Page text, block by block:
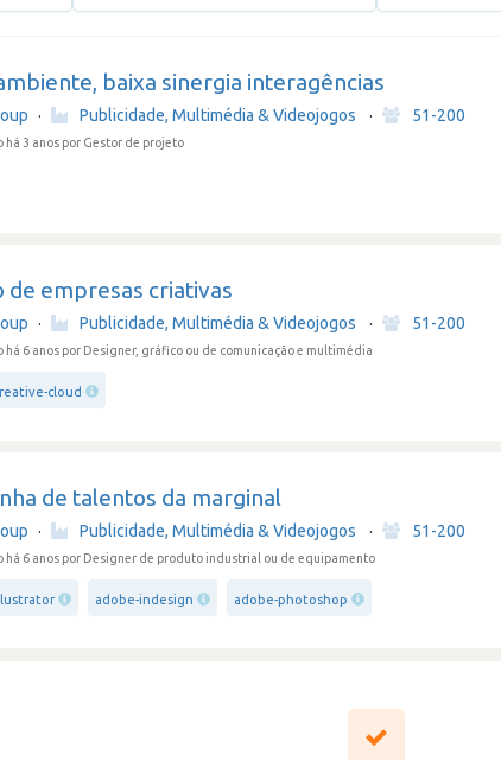
baixa sinergia interagências
· Publicidade, Multimédia & Videojogos · 51-200
há 3 anos por Gestor de projeto
de empresas criativas
· Publicidade, Multimédia & Videojogos · 51-200
há 6 anos por Designer, gráfico ou de comunicação e multimédia
cloud
de talentos da marginal
· Publicidade, Multimédia & Videojogos · 51-200
há 6 anos por Designer de produto industrial ou de equipamento
adobe-indesign adobe-photoshop